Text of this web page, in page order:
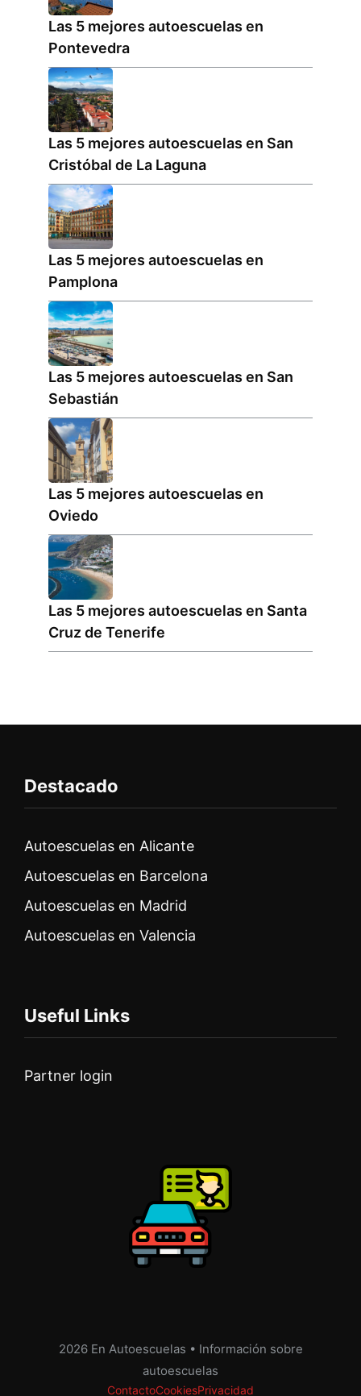
Las 5 mejores autoescuelas en
Pontevedra
Las 5 mejores autoescuelas en San
Cristóbal de La Laguna
Las 5 mejores autoescuelas en
Pamplona
Las 5 mejores autoescuelas en San
Sebastián
Las 5 mejores autoescuelas en
Oviedo
Las 5 mejores autoescuelas en Santa
Cruz de Tenerife
Destacado
Autoescuelas en Alicante
Autoescuelas en Barcelona
Autoescuelas en Madrid
Autoescuelas en Valencia
Useful Links
Partner login
2026 En Autoescuelas • Información sobre
autoescuelas
ContactoCookiesPrivacidad